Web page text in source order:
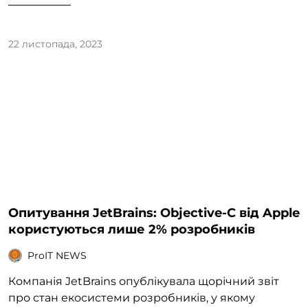
22 листопада, 2023
Опитування JetBrains: Objective-C від Apple
користуються лише 2% розробників
ProIT NEWS
Компанія JetBrains опублікувала щорічний звіт
про стан екосистеми розробників, у якому